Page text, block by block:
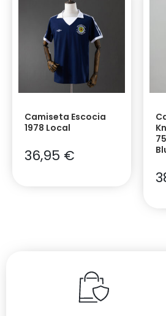
Camiseta Escocia
1978 Local
36,95 €